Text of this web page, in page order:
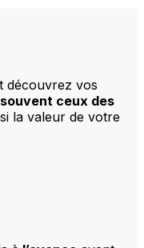
découvrez vos
ceux des
la valeur de votre